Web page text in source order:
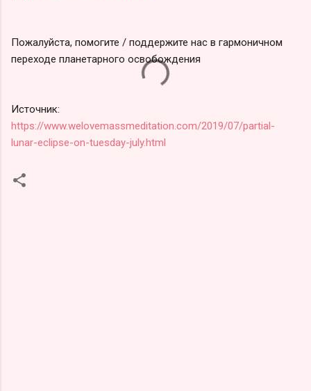
Пожалуйста, помогите / поддержите нас в гармоничном
переходе планетарного освобождения
Источник:
https://www.welovemassmeditation.com/2019/07/partial-
lunar-eclipse-on-tuesday-july.html